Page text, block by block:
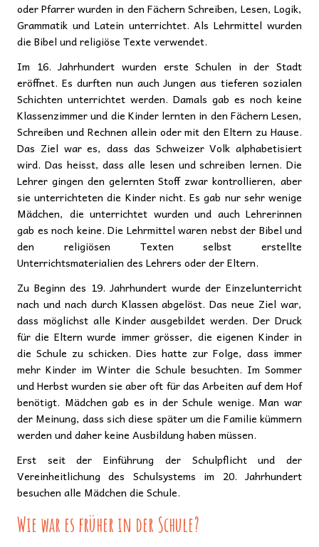
oder Pfarrer wurden in den Fächern Schreiben, Lesen, Logik,
Grammatik und Latein unterrichtet. Als Lehrmittel wurden
die Bibel und religiöse Texte verwendet.
Im 16. Jahrhundert wurden erste Schulen in der Stadt
eröffnet. Es durften nun auch Jungen aus tieferen sozialen
Schichten unterrichtet werden. Damals gab es noch keine
Klassenzimmer und die Kinder lernten in den Fächern Lesen,
Schreiben und Rechnen allein oder mit den Eltern zu Hause.
Das Ziel war es, dass das Schweizer Volk alphabetisiert
wird. Das heisst, dass alle lesen und schreiben lernen. Die
Lehrer gingen den gelernten Stoff zwar kontrollieren, aber
sie unterrichteten die Kinder nicht. Es gab nur sehr wenige
Mädchen, die unterrichtet wurden und auch Lehrerinnen
gab es noch keine. Die Lehrmittel waren nebst der Bibel und
den religiösen Texten selbst erstellte
Unterrichtsmaterialien des Lehrers oder der Eltern.
Zu Beginn des 19. Jahrhundert wurde der Einzelunterricht
nach und nach durch Klassen abgelöst. Das neue Ziel war,
dass möglichst alle Kinder ausgebildet werden. Der Druck
für die Eltern wurde immer grösser, die eigenen Kinder in
die Schule zu schicken. Dies hatte zur Folge, dass immer
mehr Kinder im Winter die Schule besuchten. Im Sommer
und Herbst wurden sie aber oft für das Arbeiten auf dem Hof
benötigt. Mädchen gab es in der Schule wenige. Man war
der Meinung, dass sich diese später um die Familie kümmern
werden und daher keine Ausbildung haben müssen.
Erst seit der Einführung der Schulpflicht und der
Vereinheitlichung des Schulsystems im 20. Jahrhundert
besuchen alle Mädchen die Schule.
Wie war es früher in der Schule?